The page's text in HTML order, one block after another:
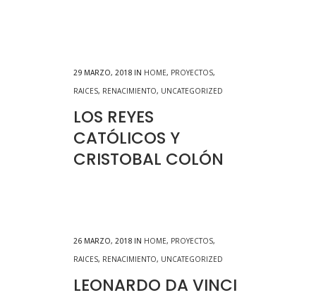
29 MARZO, 2018 IN HOME, PROYECTOS,
RAICES, RENACIMIENTO, UNCATEGORIZED
LOS REYES
CATÓLICOS Y
CRISTOBAL COLÓN
26 MARZO, 2018 IN HOME, PROYECTOS,
RAICES, RENACIMIENTO, UNCATEGORIZED
LEONARDO DA VINCI